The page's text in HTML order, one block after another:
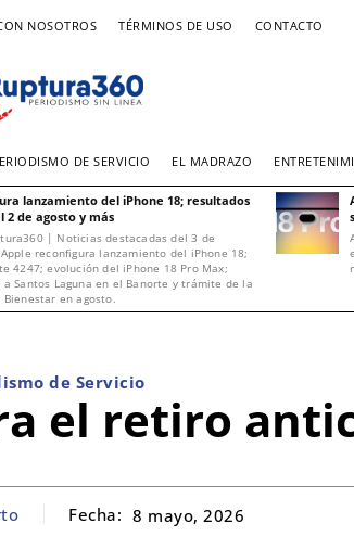
NOSOTROS TÉRMINOS DE USO CONTACTO
DE SERVICIO EL MADRAZO
lanzamiento del iPhone 18; resultados
2 de agosto y más
| Noticias destacadas del 3 de
reconfigura lanzamiento del iPhone 18;
4247; evolución del iPhone 18 Pro Max;
a Santos Laguna en el Banorte y trámite de la
en agosto.
de Servicio
el retiro
Fecha: 8 mayo, 2026